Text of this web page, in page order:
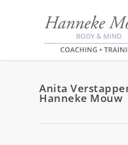
Anita
Hanneke Mouw